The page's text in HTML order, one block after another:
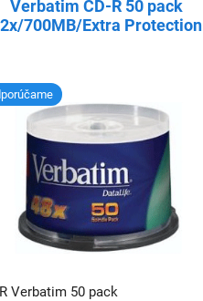
Verbatim CD-R 50 pack
700MB/Extra Protection
Verbatim 50 pack